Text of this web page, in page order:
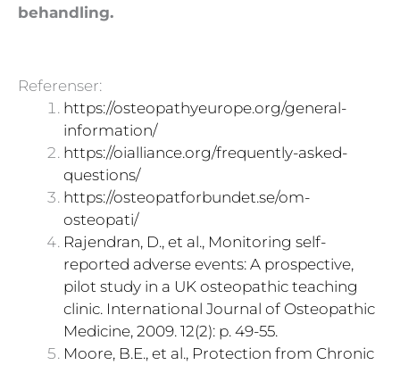
behandling.
Referenser:
https://osteopathyeurope.org/general-
information/
https://oialliance.org/frequently-asked-
questions/
https://osteopatforbundet.se/om-
osteopati/
Rajendran, D., et al., Monitoring self-
reported adverse events: A prospective,
pilot study in a UK osteopathic teaching
clinic. International Journal of Osteopathic
Medicine, 2009. 12(2): p. 49-55.
Moore, B.E., et al., Protection from Chronic